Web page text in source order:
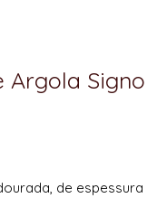
Argola Signo
de espessura